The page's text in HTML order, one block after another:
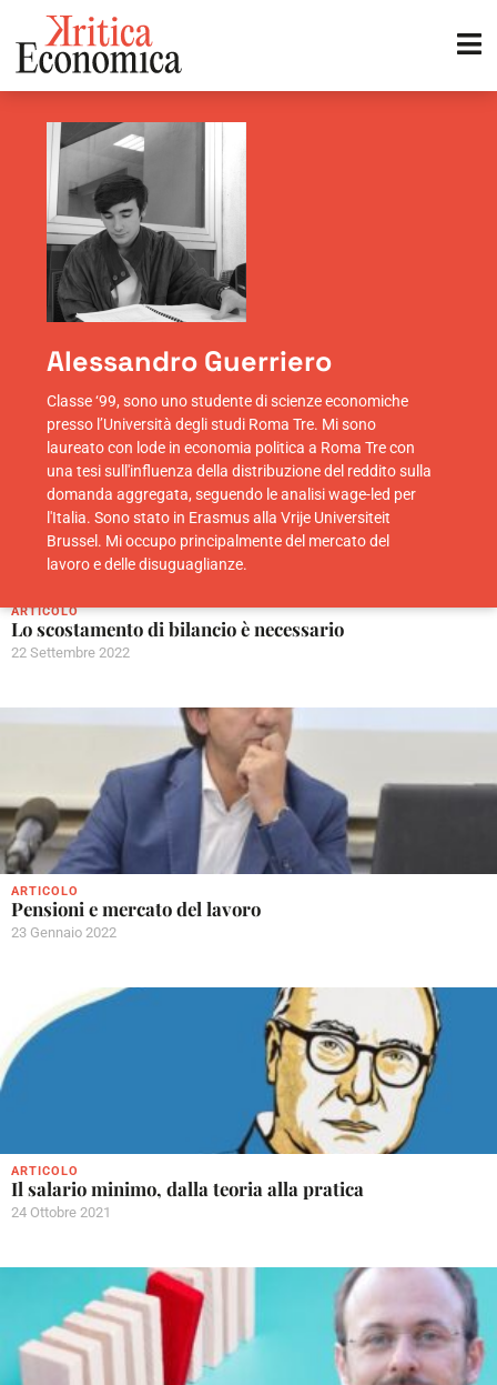
Alessandro Guerriero
Classe ‘99, sono uno studente di scienze economiche
presso l’Università degli studi Roma Tre. Mi sono
laureato con lode in economia politica a Roma Tre con
una tesi sull'influenza della distribuzione del reddito sulla
domanda aggregata, seguendo le analisi wage-led per
l'Italia. Sono stato in Erasmus alla Vrije Universiteit
Brussel. Mi occupo principalmente del mercato del
lavoro e delle disuguaglianze.
ARTICOLO
Lo scostamento di bilancio è necessario
22 Settembre 2022
ARTICOLO
Pensioni e mercato del lavoro
23 Gennaio 2022
ARTICOLO
Il salario minimo, dalla teoria alla pratica
24 Ottobre 2021